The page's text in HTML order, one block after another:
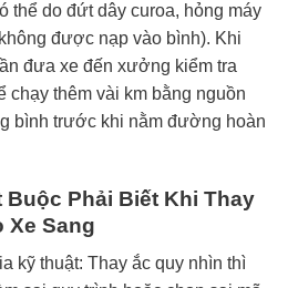
thể do đứt dây curoa, hỏng máy
được nạp vào bình). Khi
đưa xe đến xưởng kiểm tra
chạy thêm vài km bằng nguồn
bình trước khi nằm đường hoàn
Phải Biết Khi Thay
Xe Sang
kỹ thuật: Thay ắc quy nhìn thì